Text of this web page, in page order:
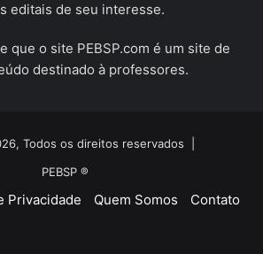
editais de seu interesse.
que o site PEBSP.com é um site de
destinado à professores.
Todos os direitos reservados |
PEBSP ®
Privacidade Quem Somos Contato